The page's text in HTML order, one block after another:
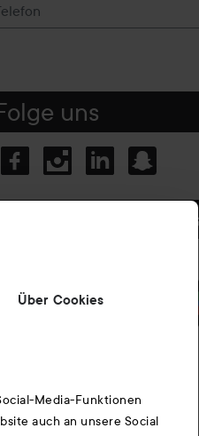
Über Cookies
Media-Funktionen
auch an unsere Social
uns
Unsere App